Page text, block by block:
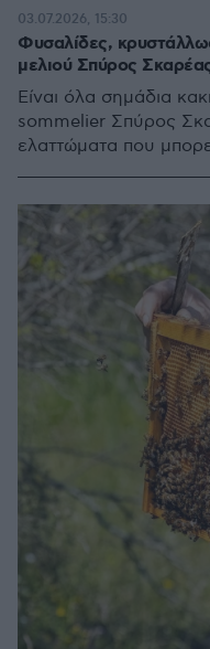
Φυσαλίδες,
μελιού Σπύρος
Είναι όλα σημάδια
sommelier Σπύρος
ελαττώματα που
03.07.2026, 15:30